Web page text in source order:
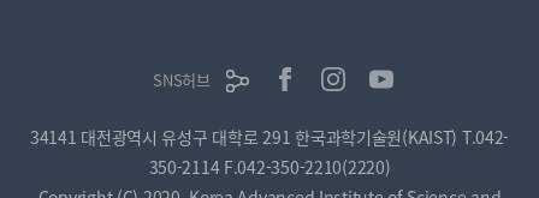
구현을 위해서는 추론 과정의 역방향으로 모든 합성곱 층별
활성화 맵에서 모델 파라미터의 변화도를 추출할 수 있는 구조가
위한 인공지능 칩 설계와 달리 이전 파라미터 및 상태를 기억해야
하며 이는 한정된 온 칩 메모리 크기 및 인공지능 모델 전체를
특정한 용도에 맞게 주문 제작(ASIC; Application Specific
SNS허브
34141 대전광역시 유성구 대학로 291 한국과학기술원(KAIST) T.042-
350-2114 F.042-350-2210(2220)